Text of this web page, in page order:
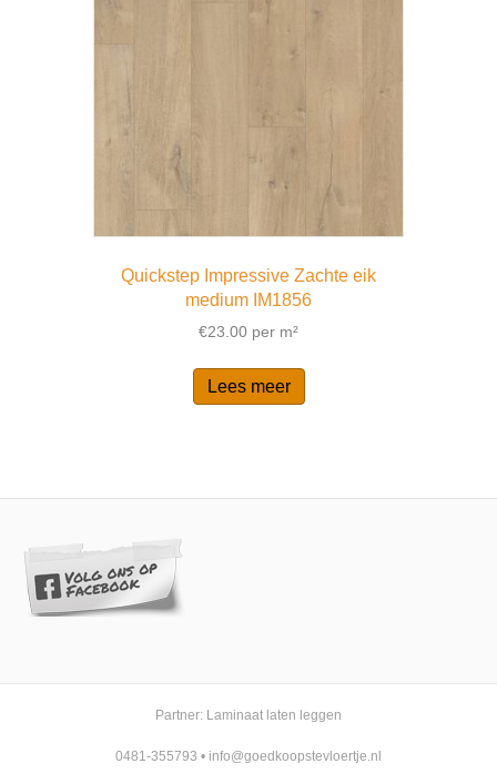
Quickstep Impressive Zachte eik
medium IM1856
€23.00 per m²
Lees meer
Partner: Laminaat laten leggen
0481-355793 • info@goedkoopstevloertje.nl